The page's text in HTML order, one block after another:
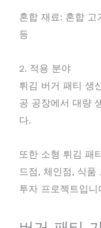
혼합 재료: 혼합 고
등
2. 적용 분야
튀김 버거 패티 생
공 공장에서 대량
다.
또한 소형 튀김 패
드점, 체인점, 식품
투자 프로젝트입니